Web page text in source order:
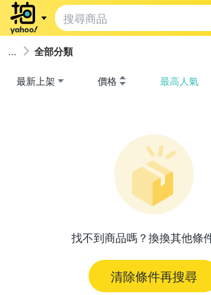
全部分類
最新上架 價格 最高人氣
找不到商品嗎？換換其他條
清除條件再搜尋